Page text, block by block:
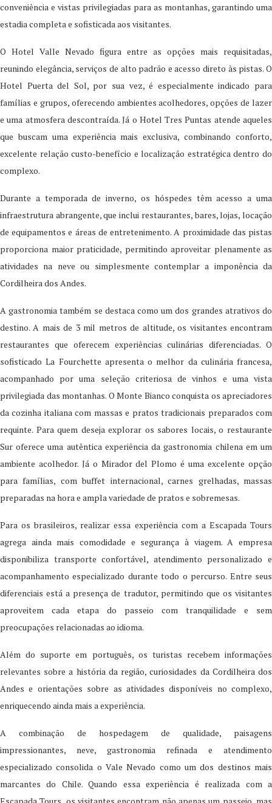
conveniência e vistas privilegiadas para as montanhas, garantindo uma
estadia completa e sofisticada aos visitantes.
O Hotel Valle Nevado figura entre as opções mais requisitadas,
reunindo elegância, serviços de alto padrão e acesso direto às pistas. O
Hotel Puerta del Sol, por sua vez, é especialmente indicado para
famílias e grupos, oferecendo ambientes acolhedores, opções de lazer
e uma atmosfera descontraída. Já o Hotel Tres Puntas atende aqueles
que buscam uma experiência mais exclusiva, combinando conforto,
excelente relação custo-benefício e localização estratégica dentro do
complexo.
Durante a temporada de inverno, os hóspedes têm acesso a uma
infraestrutura abrangente, que inclui restaurantes, bares, lojas, locação
de equipamentos e áreas de entretenimento. A proximidade das pistas
proporciona maior praticidade, permitindo aproveitar plenamente as
atividades na neve ou simplesmente contemplar a imponência da
Cordilheira dos Andes.
A gastronomia também se destaca como um dos grandes atrativos do
destino. A mais de 3 mil metros de altitude, os visitantes encontram
restaurantes que oferecem experiências culinárias diferenciadas. O
sofisticado La Fourchette apresenta o melhor da culinária francesa,
acompanhado por uma seleção criteriosa de vinhos e uma vista
privilegiada das montanhas. O Monte Bianco conquista os apreciadores
da cozinha italiana com massas e pratos tradicionais preparados com
requinte. Para quem deseja explorar os sabores locais, o restaurante
Sur oferece uma autêntica experiência da gastronomia chilena em um
ambiente acolhedor. Já o Mirador del Plomo é uma excelente opção
para famílias, com buffet internacional, carnes grelhadas, massas
preparadas na hora e ampla variedade de pratos e sobremesas.
Para os brasileiros, realizar essa experiência com a Escapada Tours
agrega ainda mais comodidade e segurança à viagem. A empresa
disponibiliza transporte confortável, atendimento personalizado e
acompanhamento especializado durante todo o percurso. Entre seus
diferenciais está a presença de tradutor, permitindo que os visitantes
aproveitem cada etapa do passeio com tranquilidade e sem
preocupações relacionadas ao idioma.
Além do suporte em português, os turistas recebem informações
relevantes sobre a história da região, curiosidades da Cordilheira dos
Andes e orientações sobre as atividades disponíveis no complexo,
enriquecendo ainda mais a experiência.
A combinação de hospedagem de qualidade, paisagens
impressionantes, neve, gastronomia refinada e atendimento
especializado consolida o Vale Nevado como um dos destinos mais
marcantes do Chile. Quando essa experiência é realizada com a